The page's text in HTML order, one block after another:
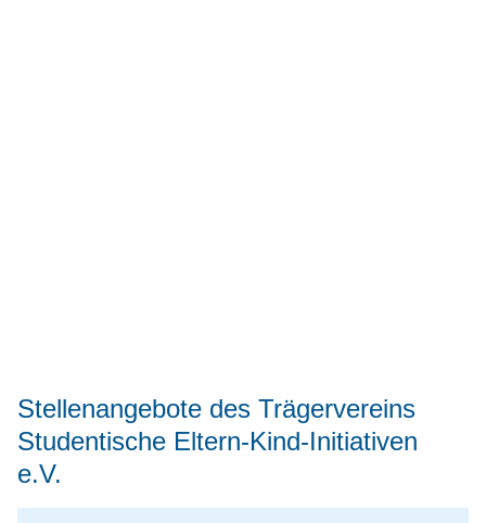
Stellenangebote des Trägervereins
Studentische Eltern-Kind-Initiativen
e.V.